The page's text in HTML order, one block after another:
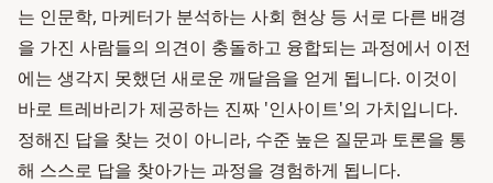
는 인문학, 마케터가 분석하는 사회 현상 등 서로 다른 배경
을 가진 사람들의 의견이 충돌하고 융합되는 과정에서 이전
에는 생각지 못했던 새로운 깨달음을 얻게 됩니다. 이것이
바로 트레바리가 제공하는 진짜 '인사이트'의 가치입니다.
정해진 답을 찾는 것이 아니라, 수준 높은 질문과 토론을 통
해 스스로 답을 찾아가는 과정을 경험하게 됩니다.